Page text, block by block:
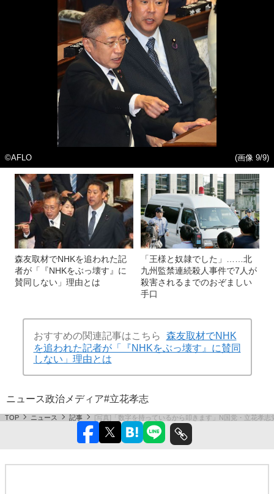
©AFLO (画像 9/9)
森友取材でNHKを追われた記
者が「『NHKをぶっ壊す』に
賛同しない」理由とは
「王様と奴隷でした」……北
九州監禁連続殺人事件で7人が
殺害されるまでのおぞましい
手口
おすすめの関連記事はこちら
森友取材でNHK
を追われた記者が「『NHKをぶっ壊す』に賛同
しない」理由とは
ニュース政治 メディア#立花孝志
TOP ニュース 記事 [写真]「数字を持っているから叩きます」N国党・立花孝志